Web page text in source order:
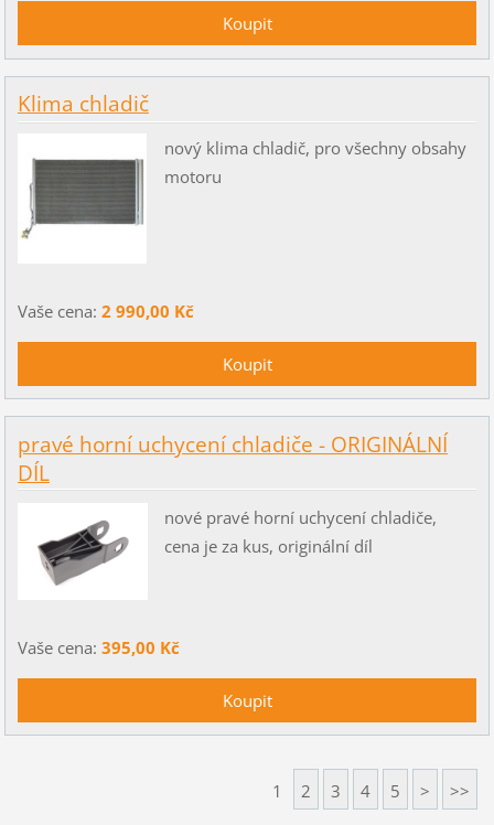
Klima chladič
nový klima chladič, pro všechny obsahy
motoru
Vaše cena: 2 990,00 Kč
pravé horní uchycení chladiče - ORIGINÁLNÍ
DÍL
nové pravé horní uchycení chladiče,
cena je za kus, originální díl
Vaše cena: 395,00 Kč
1 2 3 4 5 > >>